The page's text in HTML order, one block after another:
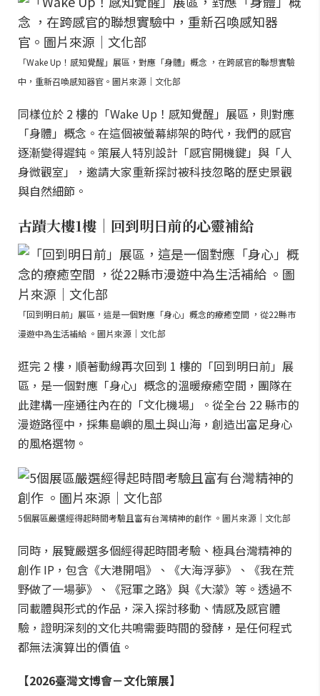
「Wake Up！感知覺醒」展區，對應「身體」概念 ，在跨感官的聯想實驗
中，重新召喚感知器官。圖片來源｜文化部
同樣位於 2 樓的「Wake Up！感知覺醒」展區，則對應
「身體」概念。在這個被螢幕綁架的時代，我們的感官
逐漸變得遲鈍。策展人特別設計「感官開機鍵」與「人
身微觀室」，邀請大家重新探討被科技忽略的歷史景觀
與自然細節。
古蹟大樓1樓｜回到明日前的心靈補給
「回到明日前」展區，這是一個對應「身心」概念的療癒空間 ，從22縣市
漫遊中為生活補給 。圖片來源｜文化部
逛完 2 樓，順著動線再次回到 1 樓的「回到明日前」展
區，是一個對應「身心」概念的溫暖療癒空間，團隊在
此建構一座通往內在的「文化機場」。從全台 22 縣市的
漫遊路徑中，採集島嶼的風土與山海，創造出富足身心
的風格選物。
5個展區嚴選經得起時間考驗且富有台灣精神的創作 。圖片來源｜文化部
同時，展覽嚴選多個經得起時間考驗、極具台灣精神的
創作 IP，包含《大港開唱》、《大海浮夢》、《我在荒
野做了一場夢》、《冠軍之路》與《大濛》等。透過不
同載體與形式的作品，深入探討移動、情感及感官體
驗，證明深刻的文化共鳴需要時間的發酵，是任何程式
都無法演算出的價值。
【2026臺灣文博會－文化策展】